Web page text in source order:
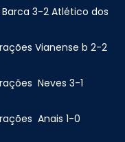
3-2 Atlético dos
Vianense b 2-2
Neves 3-1
Anais 1-0